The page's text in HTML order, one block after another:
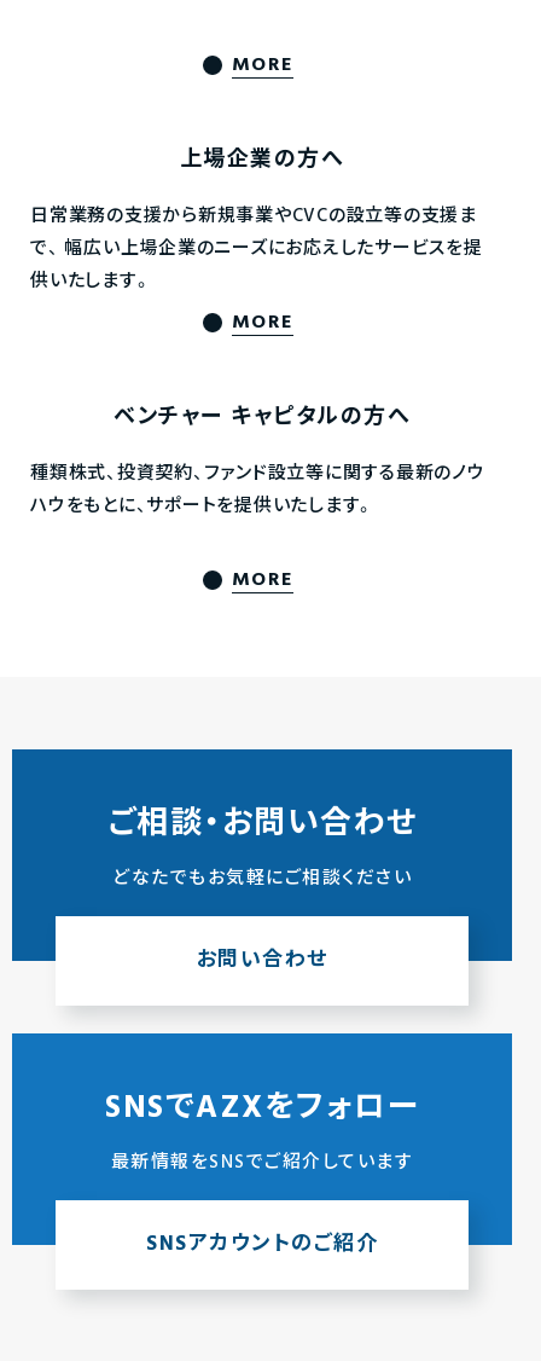
MORE
上場企業の方へ
日常業務の支援から新規事業やCVCの設立等の支援ま
で、 幅広い上場企業のニーズにお応えしたサービスを提
供いたします。
MORE
ベンチャー キャピタルの方へ
種類株式、投資契約、ファンド設立等に関する最新のノウ
ハウをもとに、サポートを提供いたします。
MORE
ご相談・お問い合わせ
どなたでもお気軽にご相談ください
お問い合わせ
SNSでAZXをフォロー
最新情報をSNSでご紹介しています
SNSアカウントのご紹介